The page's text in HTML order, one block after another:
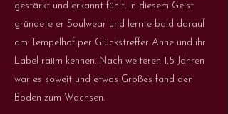
gestärkt und erkannt fühlt. In diesem Geist
gründete er Soulwear und lernte bald darauf
am Tempelhof per Glückstreffer Anne und ihr
Label raiim kennen. Nach weiteren 1,5 Jahren
war es soweit und etwas Großes fand den
Boden zum Wachsen.